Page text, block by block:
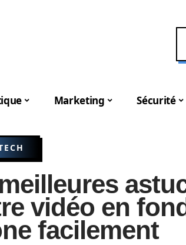
Marketing Sécurité
vidéo en
facilement